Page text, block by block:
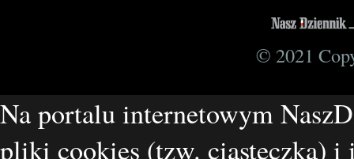
© 2021
Na portalu internetowym
pliki cookies (tzw. ciasteczka)